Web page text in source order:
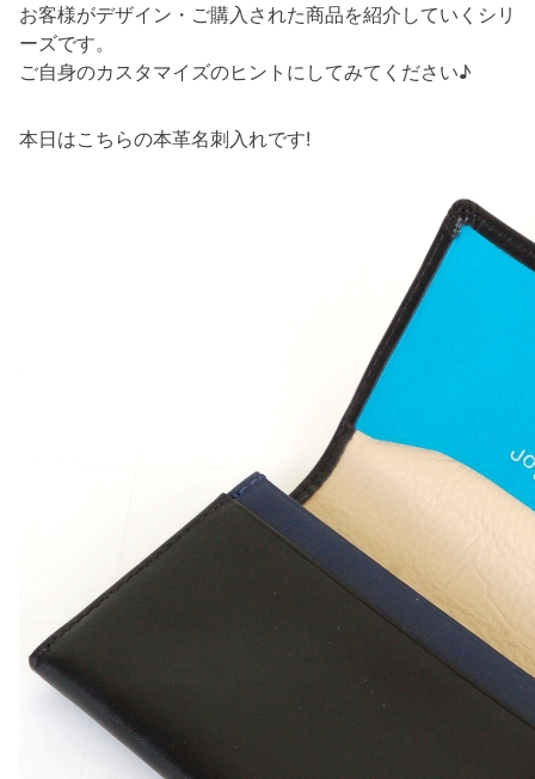
お客様がデザイン・ご購入された商品を紹介していくシリ
ーズです。
ご自身のカスタマイズのヒントにしてみてください♪
本日はこちらの本革名刺入れです!